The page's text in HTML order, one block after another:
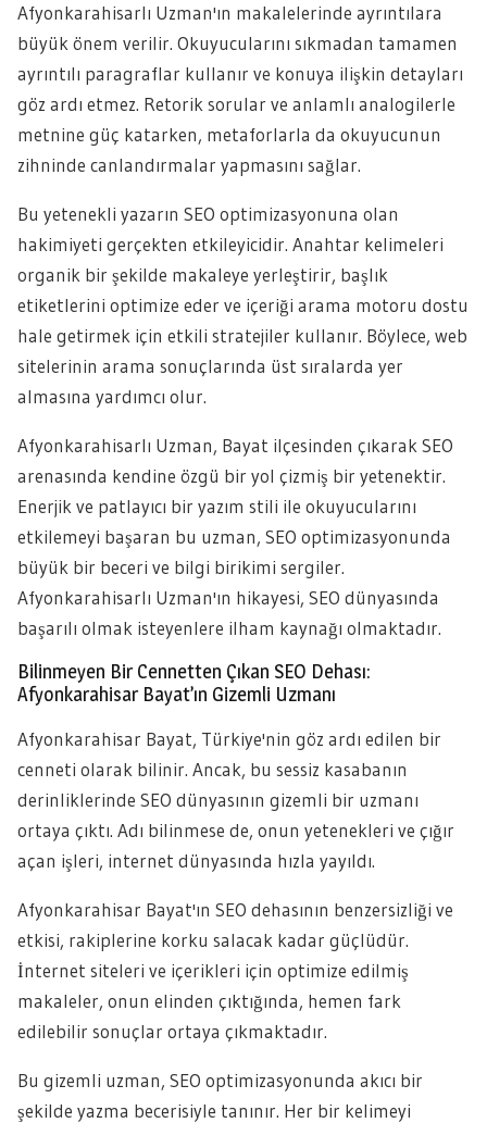
Afyonkarahisarlı Uzman'ın makalelerinde ayrıntılara
büyük önem verilir. Okuyucularını sıkmadan tamamen
ayrıntılı paragraflar kullanır ve konuya ilişkin detayları
göz ardı etmez. Retorik sorular ve anlamlı analogilerle
metnine güç katarken, metaforlarla da okuyucunun
zihninde canlandırmalar yapmasını sağlar.
Bu yetenekli yazarın SEO optimizasyonuna olan
hakimiyeti gerçekten etkileyicidir. Anahtar kelimeleri
organik bir şekilde makaleye yerleştirir, başlık
etiketlerini optimize eder ve içeriği arama motoru dostu
hale getirmek için etkili stratejiler kullanır. Böylece, web
sitelerinin arama sonuçlarında üst sıralarda yer
almasına yardımcı olur.
Afyonkarahisarlı Uzman, Bayat ilçesinden çıkarak SEO
arenasında kendine özgü bir yol çizmiş bir yetenektir.
Enerjik ve patlayıcı bir yazım stili ile okuyucularını
etkilemeyi başaran bu uzman, SEO optimizasyonunda
büyük bir beceri ve bilgi birikimi sergiler.
Afyonkarahisarlı Uzman'ın hikayesi, SEO dünyasında
başarılı olmak isteyenlere ilham kaynağı olmaktadır.
Bilinmeyen Bir Cennetten Çıkan SEO Dehası:
Afyonkarahisar Bayat’ın Gizemli Uzmanı
Afyonkarahisar Bayat, Türkiye'nin göz ardı edilen bir
cenneti olarak bilinir. Ancak, bu sessiz kasabanın
derinliklerinde SEO dünyasının gizemli bir uzmanı
ortaya çıktı. Adı bilinmese de, onun yetenekleri ve çığır
açan işleri, internet dünyasında hızla yayıldı.
Afyonkarahisar Bayat'ın SEO dehasının benzersizliği ve
etkisi, rakiplerine korku salacak kadar güçlüdür.
İnternet siteleri ve içerikleri için optimize edilmiş
makaleler, onun elinden çıktığında, hemen fark
edilebilir sonuçlar ortaya çıkmaktadır.
Bu gizemli uzman, SEO optimizasyonunda akıcı bir
şekilde yazma becerisiyle tanınır. Her bir kelimeyi